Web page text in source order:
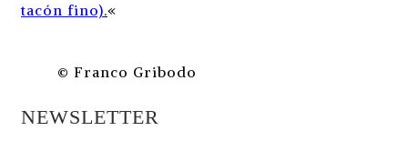
tacón fino).«
© Franco Gribodo
NEWSLETTER